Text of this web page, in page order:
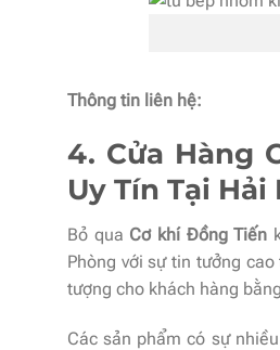
Thông tin liên hệ:
4. Cửa Hàng
Uy Tín Tại Hải
Bỏ qua Cơ khí Đồng Tiến
Phòng với sự tin tưởng
tượng cho khách hàng
Các sản phẩm có sự